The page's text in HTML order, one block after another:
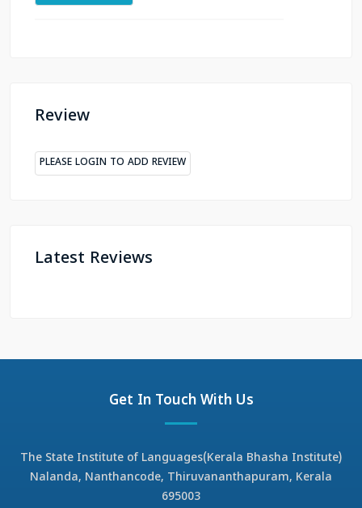
Review
PLEASE LOGIN TO ADD REVIEW
Latest Reviews
Get In Touch With Us
The State Institute of Languages(Kerala Bhasha Institute)
Nalanda, Nanthancode, Thiruvananthapuram, Kerala
695003